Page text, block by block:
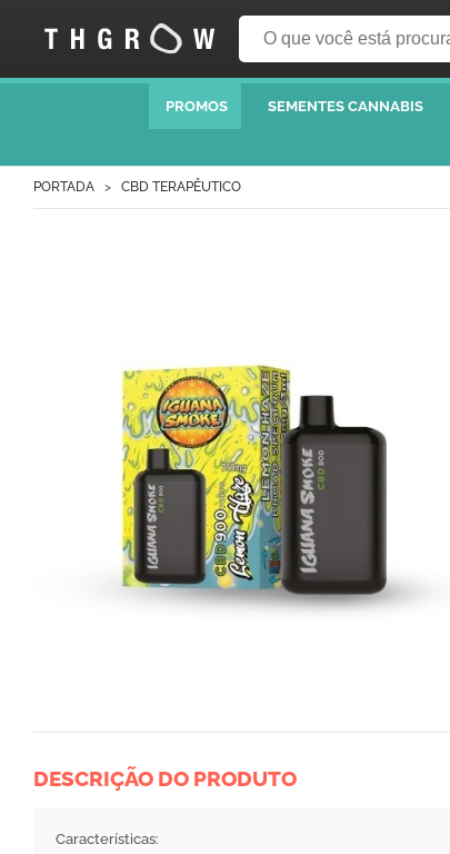
PROMOS SEMENTES CANNABIS
PORTADA CBD TERAPÊUTICO
DESCRIÇÃO DO PRODUTO
Características: